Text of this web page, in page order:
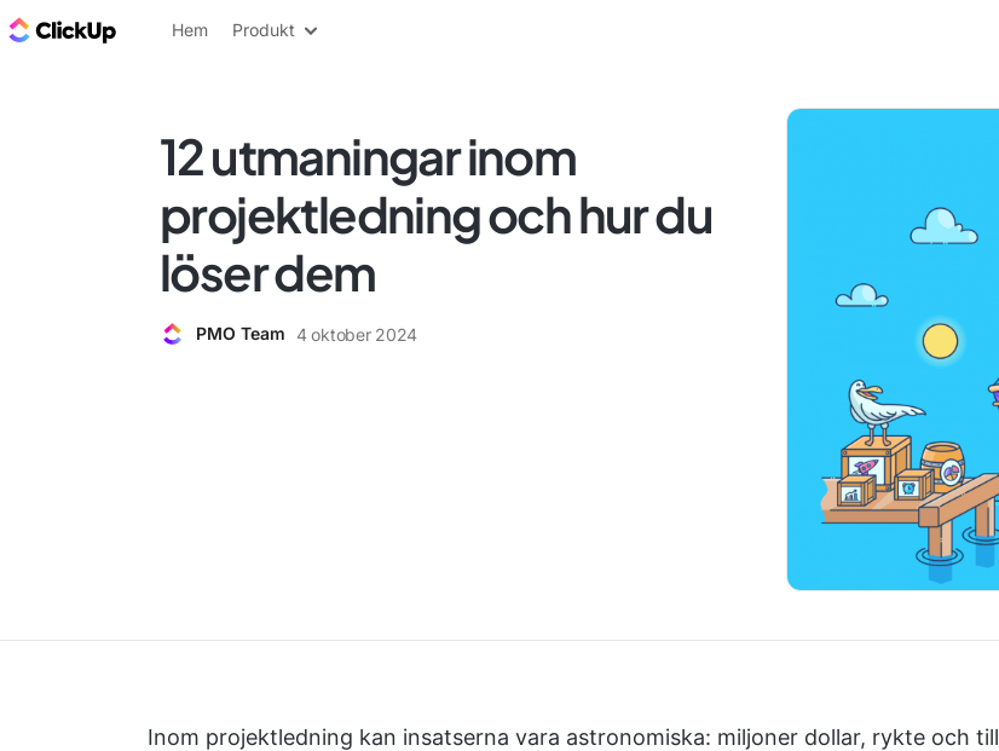
ClickUp-bloggen
Hem Produkt
12 utmaningar inom
projektledning och hur du
löser dem
PMO Team 4 oktober 2024
Inom projektledning kan insatserna vara astronomiska: miljoner dollar, rykte och till